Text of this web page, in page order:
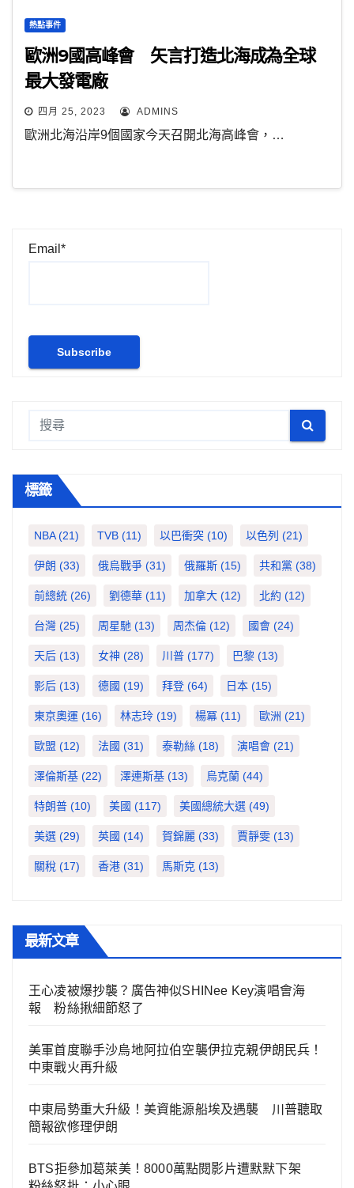
熱點事件
歐洲9國高峰會 矢言打造北海成為全球
最大發電廠
四月 25, 2023 ADMINS
歐洲北海沿岸9個國家今天召開北海高峰會，…
Email*
標籤
NBA(21) TVB (11) 以巴衝突 (10) 以色列 (21)
伊朗 (33) 俄烏戰爭 (31) 俄羅斯 (15) 共和黨 (38)
前總統 (26) 劉德華 (11) 加拿大 (12) 北約 (12)
台灣 (25) 周星馳 (13) 周杰倫 (12) 國會 (24)
天后 (13) 女神 (28) 川普 (177) 巴黎 (13)
影后 (13) 德國 (19) 拜登 (64) 日本 (15)
東京奧運 (16) 林志玲 (19) 楊冪 (11) 歐洲 (21)
歐盟 (12) 法國 (31) 泰勒絲 (18) 演唱會 (21)
澤倫斯基 (22) 澤連斯基 (13) 烏克蘭 (44)
特朗普 (10) 美國 (117) 美國總統大選 (49)
美選 (29) 英國 (14) 賀錦麗 (33) 賈靜雯 (13)
關稅 (17) 香港 (31) 馬斯克 (13)
最新文章
王心凌被爆抄襲？廣告神似SHINee Key演唱會海
報 粉絲揪細節怒了
美軍首度聯手沙烏地阿拉伯空襲伊拉克親伊朗民兵！
中東戰火再升級
中東局勢重大升級！美資能源船埃及遇襲 川普聽取
簡報欲修理伊朗
BTS拒參加葛萊美！8000萬點閱影片遭默默下架